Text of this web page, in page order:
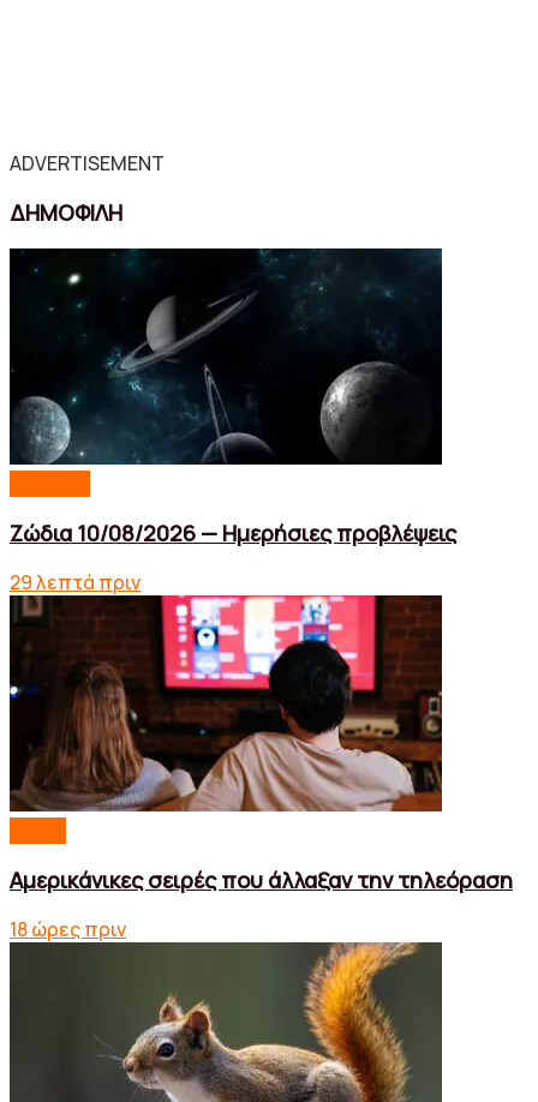
ADVERTISEMENT
ΔΗΜΟΦΙΛΗ
Ζώδια 10/08/2026 — Ημερήσιες προβλέψεις
29 λεπτά πριν
Αμερικάνικες σειρές που άλλαξαν την τηλεόραση
18 ώρες πριν